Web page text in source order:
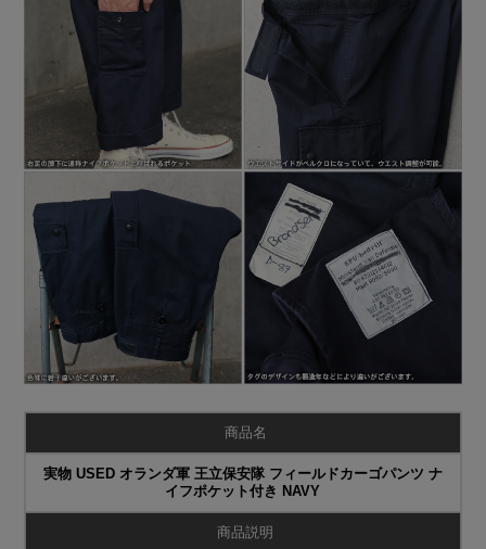
商品名
実物 USED オランダ軍 王立保安隊 フィールドカーゴパンツ ナ
イフポケット付き NAVY
商品説明